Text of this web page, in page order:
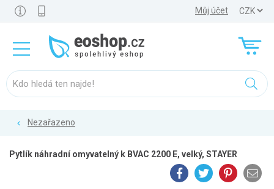
Můj účet
Nezařazeno
Pytlík náhradní omyvatelný k BVAC 2200 E, velký, STAYER